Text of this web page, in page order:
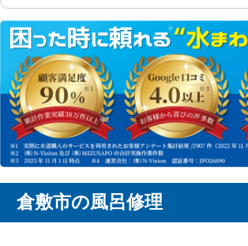
倉敷市の風呂修理